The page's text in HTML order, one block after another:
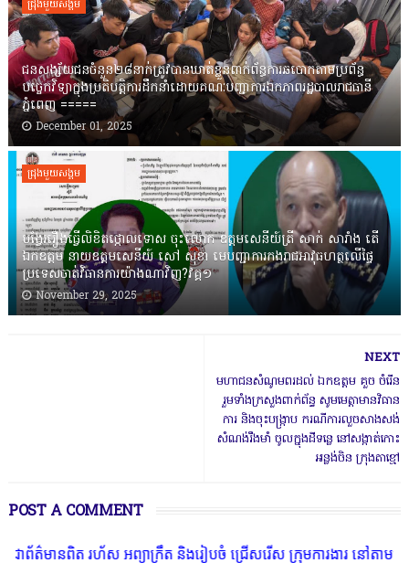
ជ្រុងមួយសង្គម
ជនសង្ស័យជនចំនួន២៨នាក់ត្រូវបានឃាត់ខ្លួនពាក់ព័ន្ធការឆបោកតាមប្រព័ន្ធ
បច្ចេកវិទ្យាក្នុងប្រតិបត្តិការដឹកនាំដោយគណៈបញ្ជាការឯកភាពរដ្ឋបាលរាជធានី
ភ្នំពេញ ‎=====
December 01, 2025
ជ្រុងមួយសង្គម
បង្វែររឿងធ្វើលិខិតថ្កោលទោស ចុះលោក ឧត្តមសេនីយ៍ត្រី សាក់ សារាំង តើ
ឯកឧត្តម នាយឧត្តមសេនីយ៍ សៅ សុខា មេបញ្ជាការកងរាជអាវុធហត្ថលើផ្ទៃ
ប្រទេសចាត់វិធានការយ៉ាងណាវិញ?វគ្គ១
November 29, 2025
NEXT
មហាជនសំណូមពរដល់ ឯកឧត្ដម គួច ចំរើន
រួមទាំងក្រសួងពាក់ព័ន្ធ សូមមេត្តាមានវិធាន
ការ និងចុះបង្ក្រាប ករណីការលួចសាងសង់
សំណង់រឹងមាំ ចូលក្នុងដីទន្លេ នៅសង្កាត់កោះ
អន្លង់ចិន ក្រុងតាខ្មៅ
POST A COMMENT
រហ័ស អព្យាក្រឹត និងរៀបចំ ជ្រើសរើស ក្រុមការងារ នៅតាមបណ្តាលរា